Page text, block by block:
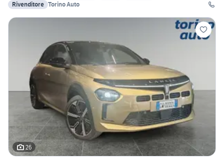
Rivenditore Torino Auto
26